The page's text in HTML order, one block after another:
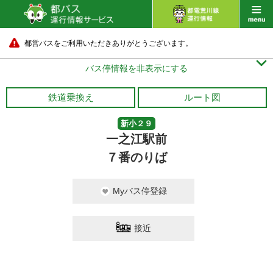
都営バスをご利用いただきありがとうございます。
バス停情報を非表示にする 
鉄道乗換え ルート図
新小２９
一之江駅前
７番のりば
Myバス停登録
接近